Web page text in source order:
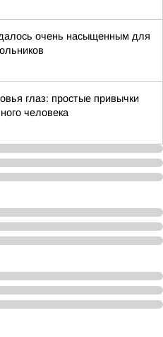
очень насыщенным для
глаз: простые привычки
человека